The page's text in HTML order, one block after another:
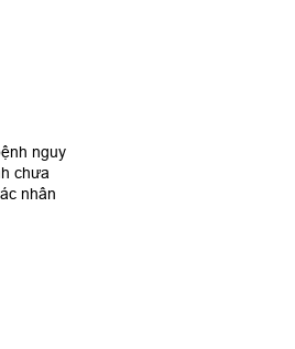
ệnh nguy
chưa
c nhân